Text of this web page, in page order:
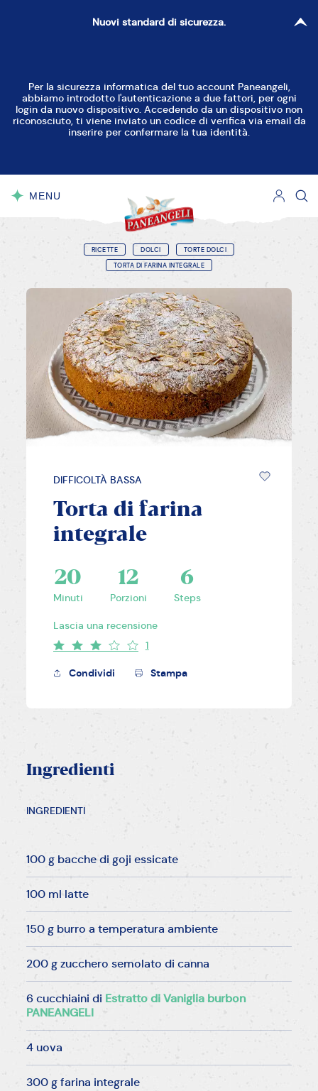
Nuovi standard di sicurezza.
Per la sicurezza informatica del tuo account Paneangeli,
abbiamo introdotto l'autenticazione a due fattori, per ogni
login da nuovo dispositivo. Accedendo da un dispositivo non
riconosciuto, ti viene inviato un codice di verifica via email da
inserire per confermare la tua identità.
MENU
RICETTE DOLCI
TORTE DOLCI
TORTA DI FARINA INTEGRALE
DIFFICOLTÀ BASSA
Torta di farina
integrale
20
Minuti
12
Porzioni
6
Steps
Lascia una recensione
1
Condividi Stampa
Ingredienti
INGREDIENTI
100 g bacche di goji essicate
100 ml latte
150 g burro a temperatura ambiente
200 g zucchero semolato di canna
6 cucchiaini di Estratto di Vaniglia burbon
PANEANGELI
4 uova
300 g farina integrale